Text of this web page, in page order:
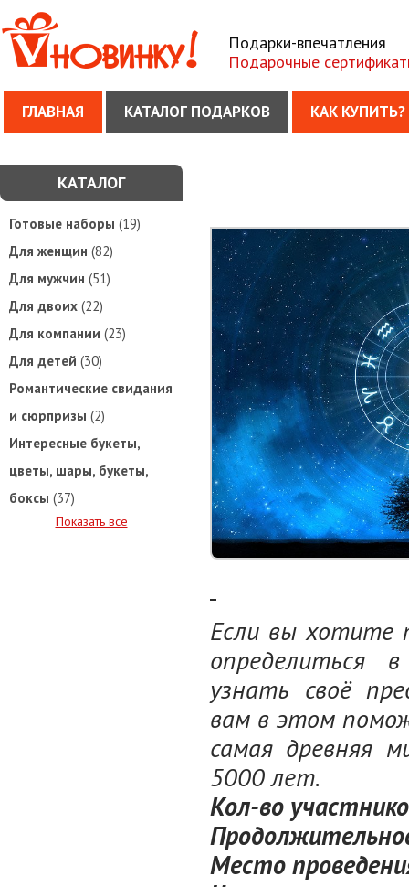
Подарки-впечатления
Подарочные
ГЛАВНАЯ КАТАЛОГ ПОДАРКОВ КАК КУПИТЬ?
Если вы хотите
определиться
узнать своё
вам в этом
самая древняя
5000 лет.
Кол-во
Место
КАТАЛОГ
Готовые наборы (19)
Для женщин (82)
Для мужчин (51)
Для двоих (22)
Для компании (23)
Для детей (30)
Романтические свидания
и сюрпризы (2)
Интересные букеты,
цветы, шары, букеты,
боксы (37)
Показать все